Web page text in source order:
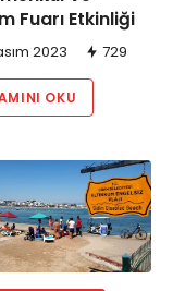
Fuarı Etkinliği
2023 729
OKU